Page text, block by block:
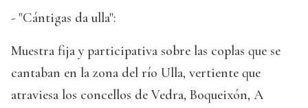
- "Cántigas da ulla":
Muestra fija y participativa sobre las coplas que se
cantaban en la zona del río Ulla, vertiente que
atraviesa los concellos de Vedra, Boqueixón, A